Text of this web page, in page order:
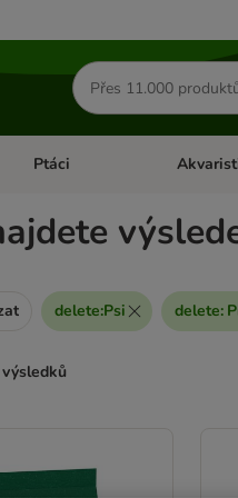
Hledat
produkty
Otevřít menu: Malá zvířata
Ptáci Otevřít
delete:Psi delete: